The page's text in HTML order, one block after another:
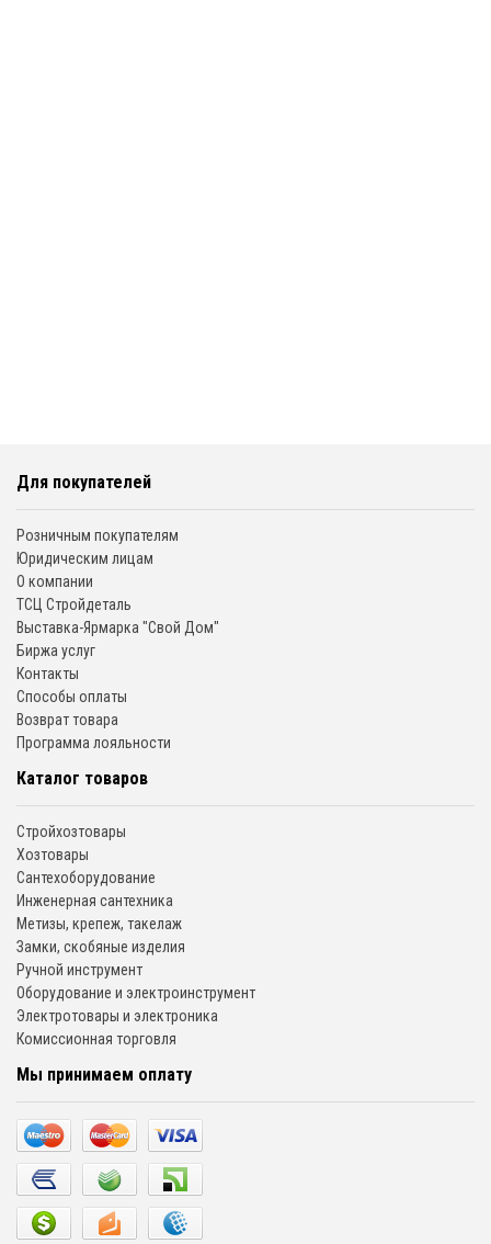
Для покупателей
Розничным покупателям
Юридическим лицам
О компании
ТСЦ Стройдеталь
Выставка-Ярмарка "Свой Дом"
Биржа услуг
Контакты
Способы оплаты
Возврат товара
Программа лояльности
Каталог товаров
Стройхозтовары
Хозтовары
Сантехоборудование
Инженерная сантехника
Метизы, крепеж, такелаж
Замки, скобяные изделия
Ручной инструмент
Оборудование и электроинструмент
Электротовары и электроника
Комиссионная торговля
Мы принимаем оплату